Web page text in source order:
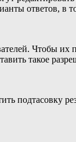
ответов, в
Чтобы их
такое